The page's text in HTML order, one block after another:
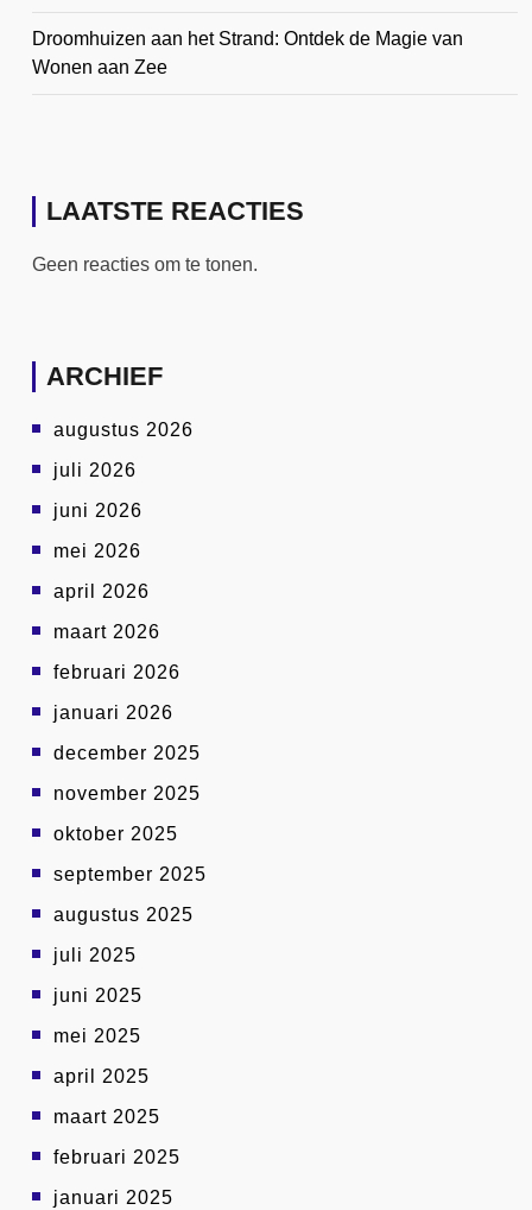
Droomhuizen aan het Strand: Ontdek de Magie van
Wonen aan Zee
LAATSTE REACTIES
Geen reacties om te tonen.
ARCHIEF
augustus 2026
juli 2026
juni 2026
mei 2026
april 2026
maart 2026
februari 2026
januari 2026
december 2025
november 2025
oktober 2025
september 2025
augustus 2025
juli 2025
juni 2025
mei 2025
april 2025
maart 2025
februari 2025
januari 2025